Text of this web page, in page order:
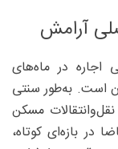
آرامش
اجاره در ماه‌های
است. به‌طور سنتی
مسکن
بازه‌ای کوتاه،